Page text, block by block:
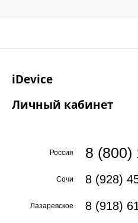
iDevice
Личный кабинет
Россия 8 (800)
Сочи 8 (928)
Лазаревское 8 (918)